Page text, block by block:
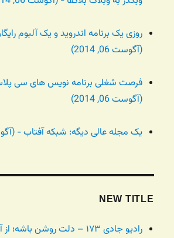
روزی یک برنامه اندروید و یک آلبوم
(آگوست 06, 2014)
فرصت شغلی برنامه نویس های سی
(آگوست 06, 2014)
یک مجله عالی دیگه: شبکه آفتاب - (آگوست
NEW TITLE
رادیو جادی ۱۷۳ – دلت روشن